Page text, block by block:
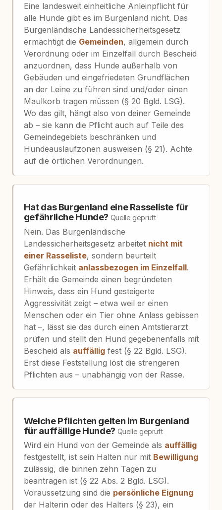
Eine landesweit einheitliche Anleinpflicht für
alle Hunde gibt es im Burgenland nicht. Das
Burgenländische Landessicherheitsgesetz
ermächtigt die Gemeinden, allgemein durch
Verordnung oder im Einzelfall durch Bescheid
anzuordnen, dass Hunde außerhalb von
Gebäuden und eingefriedeten Grundflächen
an der Leine zu führen sind und/oder einen
Maulkorb tragen müssen (§ 20 Bgld. LSG).
Wo das gilt, hängt also von deiner Gemeinde
ab – sie kann die Pflicht auch auf Teile des
Gemeindegebiets beschränken und
Hundeauslaufzonen ausweisen (§ 21). Achte
auf die örtlichen Verordnungen.
Hat das Burgenland eine Rasseliste für
gefährliche Hunde? Quelle geprüft
Nein. Das Burgenländische
Landessicherheitsgesetz arbeitet nicht mit
einer Rasseliste, sondern beurteilt
Gefährlichkeit anlassbezogen im Einzelfall.
Erhält die Gemeinde einen begründeten
Hinweis, dass ein Hund gesteigerte
Aggressivität zeigt – etwa weil er einen
Menschen oder ein Tier ohne Anlass gebissen
hat –, lässt sie das durch einen Amtstierarzt
prüfen und stellt den Hund gegebenenfalls mit
Bescheid als auffälligfest (§ 22 Bgld. LSG).
Erst diese Feststellung löst die strengeren
Pflichten aus – unabhängig von der Rasse.
Welche Pflichten gelten im Burgenland
für auffällige Hunde? Quelle geprüft
Wird ein Hund von der Gemeinde als auffällig
festgestellt, ist sein Halten nur mit Bewilligung
zulässig, die binnen zehn Tagen zu
beantragen ist (§ 22 Abs. 2 Bgld. LSG).
Voraussetzung sind die persönliche Eignung
der Halterin oder des Halters (§ 23), ein